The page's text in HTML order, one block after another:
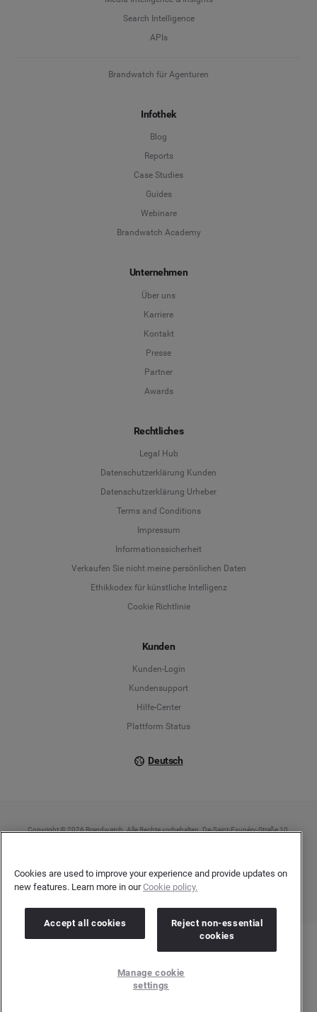
Search Intelligence
APIs
Brandwatch für Agenturen
Infothek
Blog
Reports
Case Studies
Guides
Webinare
Brandwatch Academy
Unternehmen
Über uns
Karriere
Kontakt
Presse
Partner
Awards
Rechtliches
Legal Hub
Datenschutzerklärung Kunden
Datenschutzerklärung Urheber
Terms and Conditions
Impressum
Informationssicherheit
Verkaufen Sie nicht meine persönlichen Daten
Ethikkodex für künstliche Intelligenz
Cookie Richtlinie
Kunden
Kunden-Login
Kundensupport
Hilfe-Center
Plattform Status
Deutsch
Deutsch
English
Copyright © 2026 Brandwatch. Alle Rechte vorbehalten. De-Saint-Exupéry-Straße 10,
Cookies are used to improve your experience and provide updates on
new features. Learn more in ourCookie policy.
Accept all cookies
Reject non-essential
cookies
Manage cookie
settings